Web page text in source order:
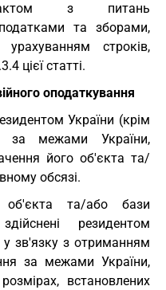
актом з питань
та зборами,
строків,
цієї статті.
оподаткування
України (крім
за межами України,
його об'єкта та/
обсязі.
об'єкта та/або бази
резидентом
у зв'язку з отриманням
за межами України,
встановлених